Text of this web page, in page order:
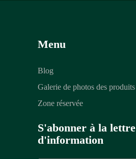
Menu
Blog
Galerie de photos des produits
Zone réservée
S'abonner à la lettre
d'information